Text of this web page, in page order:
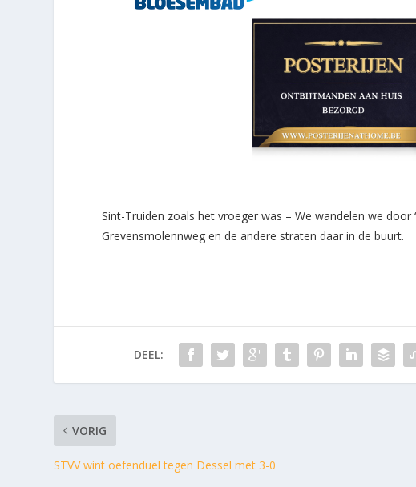
Sint-Truiden zoals het vroeger was – We wandelen we door
Grevensmolennweg en de andere straten daar in de buurt.
DEEL:
VORIG
STVV wint oefenduel tegen Dessel met 3-0